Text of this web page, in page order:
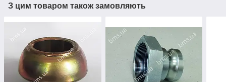
З цим товаром також замовляють